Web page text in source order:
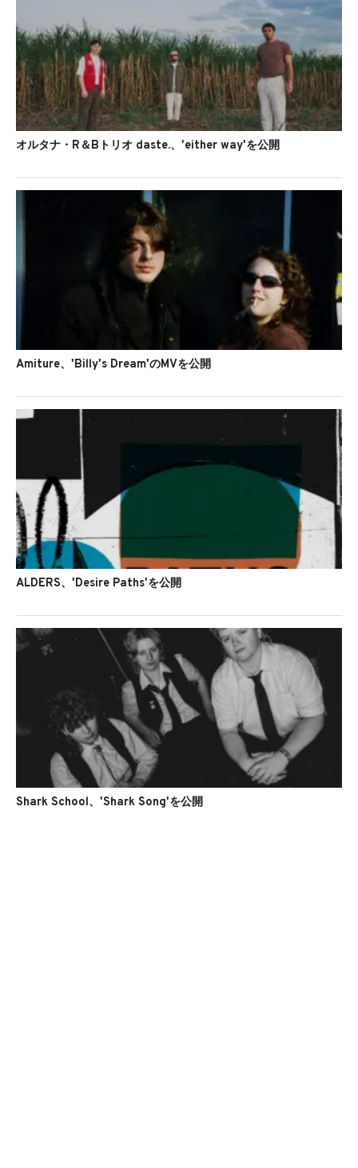
オルタナ・R＆Bトリオ daste.、'either way'を公開
Amiture、'Billy's Dream'のMVを公開
ALDERS、'Desire Paths'を公開
Shark School、'Shark Song'を公開